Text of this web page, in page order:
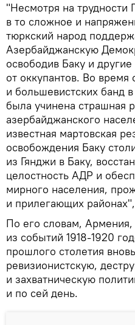
"Несмотря на
в то сложное и
тюркский народ
Азербайджанскую
освободив Баку и
от оккупантов. Во время
и большевистских банд
была учинена страшная
азербайджанского
известная мартовская
освобождения Баку
из Гянджи в Баку,
целостность АДР и
мирного населения,
и прилегающих
По его словам,
из событий 1918-1920
прошлого столетия
ревизионистскую,
и захватническую
и по сей день.